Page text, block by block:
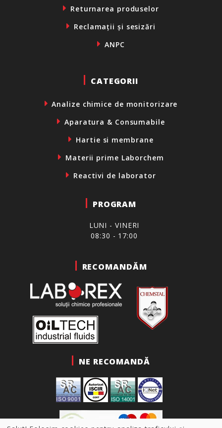
Returnarea produselor
Reclamații și sesizări
ANPC
CATEGORII
Analize chimice de monitorizare
Aparatura & Consumabile
Hartie si membrane
Materii prime Laborchem
Reactivi de laborator
PROGRAM
LUNI - VINERI
08:30 - 17:00
RECOMANDĂM
NE RECOMANDĂ